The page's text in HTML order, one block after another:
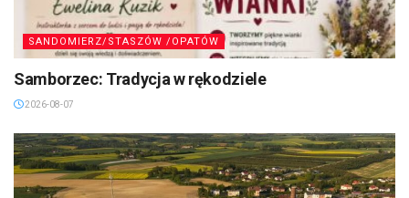
SANDOMIERZ/STASZÓW /OPATÓW
Samborzec: Tradycja w rękodziele
2026-08-07